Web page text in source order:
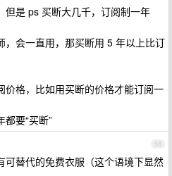
但是 ps 买断大几千，订阅制一年
，会一直用，那买断用 5 年以上比订
价格，比如用买断的价格才能订阅一
要“买断”
58
可替代的免费衣服（这个语境下显然